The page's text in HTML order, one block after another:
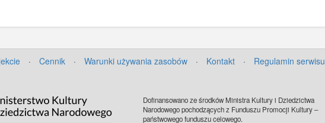
· Cennik · Warunki używania zasobów · Kontakt · Regulamin serwisu
Dofinansowano ze środków Ministra Kultury i Dziedzictwa
Narodowego pochodzących z Funduszu Promocji Kultury –
państwowego funduszu celowego.